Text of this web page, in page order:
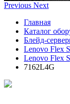
Previous Next
Главная
Каталог
Блейд-
Lenovo Flex
Lenovo Flex
7162L4G